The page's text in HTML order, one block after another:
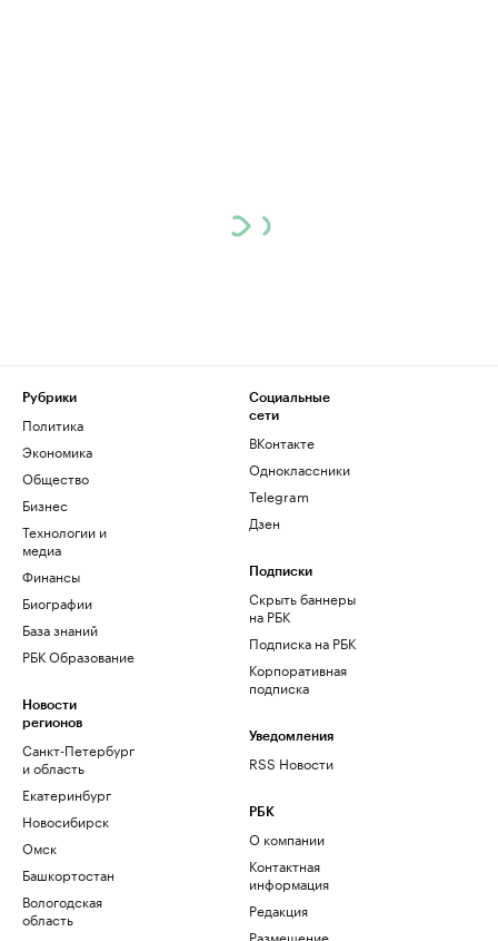
Рубрики
Политика
Экономика
Общество
Бизнес
Технологии и
медиа
Финансы
Биографии
База знаний
РБК Образование
Новости
регионов
Санкт-Петербург
и область
Екатеринбург
Новосибирск
Омск
Башкортостан
Вологодская
область
Социальные
сети
ВКонтакте
Одноклассники
Telegram
Дзен
Подписки
Скрыть баннеры
на РБК
Подписка на РБК
Корпоративная
подписка
Уведомления
RSS Новости
РБК
О компании
Контактная
информация
Редакция
Размещение